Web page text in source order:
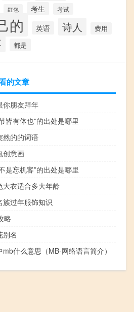
红包 考生 考试
的 英语 诗人 费用
都是
的文章
你朋友拜年
皆有体也”的出处是哪里
然的的词语
创意画
是忘机客”的出处是哪里
大衣适合多大年龄
族过年服饰知识
略
别名
mb什么意思（MB-网络语言简介）